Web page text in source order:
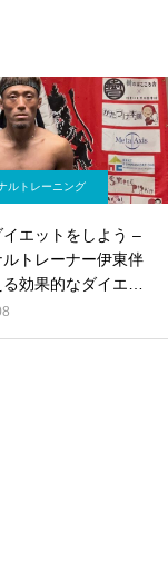
ルトレーニング
イエットをしよう –
トレーナー伊東伴
効果的なダイエッ